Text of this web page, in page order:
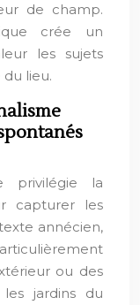
de champ.
crée un
les sujets
du lieu.
privilégie la
capturer les
annécien,
ou des
les jardins du